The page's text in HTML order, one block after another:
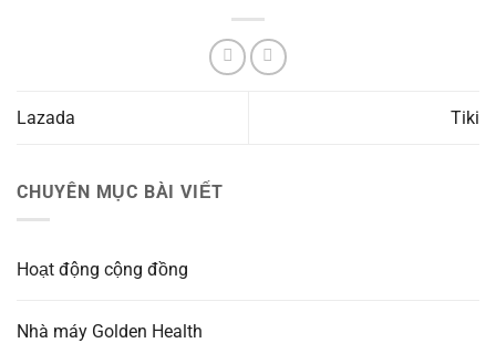
Lazada Tiki
CHUYÊN MỤC BÀI VIẾT
Hoạt động cộng đồng
Nhà máy Golden Health